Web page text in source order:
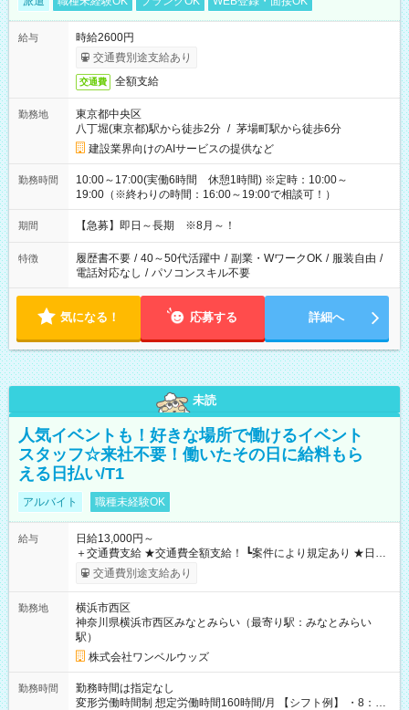
給与
時給2600円
交通費別途支給あり
交通費 全額支給
勤務地
東京都中央区
八丁堀(東京都)駅から徒歩2分 / 茅場町駅から徒歩6分
建設業界向けのAIサービスの提供など
勤務時間
10:00～17:00(実働6時間 休憩1時間) ※定時：10:00～
19:00（※終わりの時間：16:00～19:00で相談可！）
期間 【急募】即日～長期 ※8月～！
特徴 履歴書不要 / 40～50代活躍中 / 副業・WワークOK / 服装自由 /
電話対応なし / パソコンスキル不要
気になる！ 応募する 詳細へ
未読
人気イベントも！好きな場所で働けるイベント
スタッフ☆来社不要！働いたその日に給料もら
える日払い/T1
アルバイト 職種未経験OK
給与
日給13,000円～
＋交通費支給 ★交通費全額支給！ ┗案件により規定あり ★日払
いOK！（規定あり） ┗働いたその日に現金GET♪ お仕事後はコ
ンビニATMから 日払い分を引き落とせます！ 【試用期間】試
交通費別途支給あり
勤務地
横浜市西区
神奈川県横浜市西区みなとみらい（最寄り駅：みなとみらい
駅）
株式会社ワンベルウッズ
勤務時間
勤務時間は指定なし
変形労働時間制 想定労働時間160時間/月 【シフト例】 ・8：00